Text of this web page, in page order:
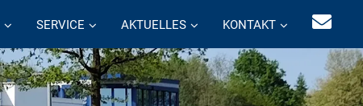
SERVICE AKTUELLES KONTAKT